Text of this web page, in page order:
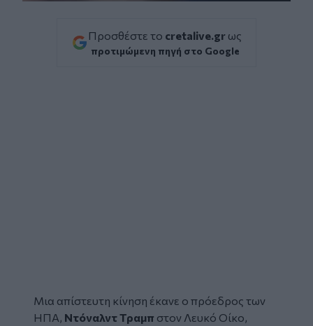
Προσθέστε το cretalive.gr ως
προτιμώμενη πηγή στο Google
Μια απίστευτη κίνηση έκανε ο πρόεδρος των
ΗΠΑ, Ντόναλντ Τραμπ στον Λευκό Οίκο,